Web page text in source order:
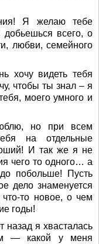
Я желаю тебе
добьешься всего, о
любви, семейного
хочу видеть тебя
чтобы ты знал – я
моего умного и
но при всем
на отдельные
И так же я не
чего то одного… а
побольше! Пусть
дело знаменуется
то новое, о чем
годы!
назад я хвасталась
— какой у меня